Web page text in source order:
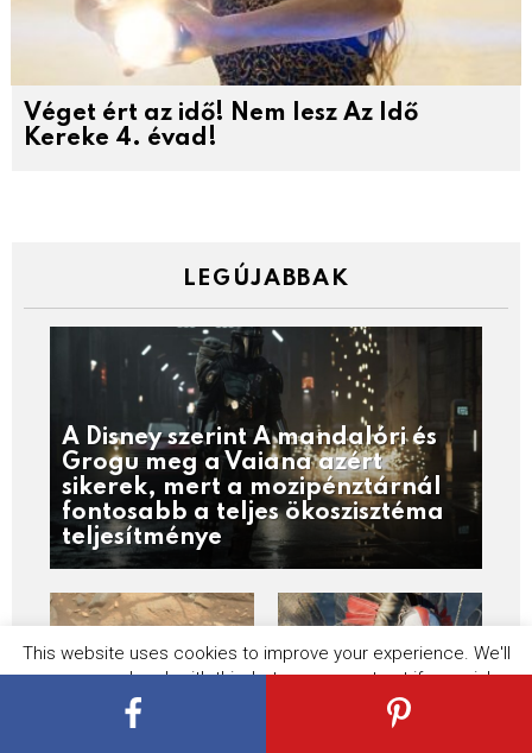
Véget ért az idő! Nem lesz Az Idő
Kereke 4. évad!
LEGÚJABBAK
A Disney szerint A mandalóri és
Grogu meg a Vaiana azért
sikerek, mert a mozipénztárnál
fontosabb a teljes ökoszisztéma
teljesítménye
A Mars láthatatlan
James Cameron a
This website uses cookies to improve your experience. We'll
assume you're ok with this, but you can opt-out if you wish.